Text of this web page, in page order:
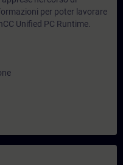
per poter lavorare
Unified PC Runtime.